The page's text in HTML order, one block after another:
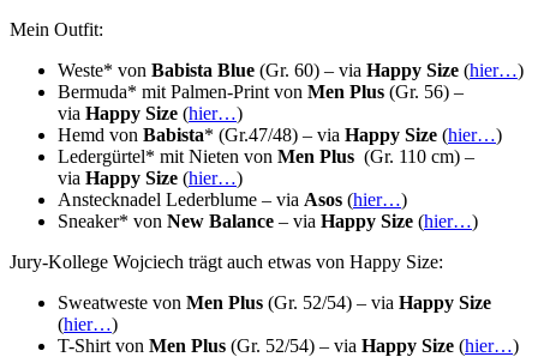
Mein Outfit:
Weste* von Babista Blue (Gr. 60) – via Happy Size (hier…)
Bermuda* mit Palmen-Print von Men Plus (Gr. 56) –
via Happy Size (hier…)
Hemd von Babista* (Gr.47/48) – via Happy Size (hier…)
Ledergürtel* mit Nieten von Men Plus (Gr. 110 cm) –
via Happy Size (hier…)
Anstecknadel Lederblume – via Asos (hier…)
Sneaker* von New Balance – via Happy Size (hier…)
Jury-Kollege Wojciech trägt auch etwas von Happy Size:
Sweatweste von Men Plus (Gr. 52/54) – via Happy Size
(hier…)
T-Shirt von Men Plus (Gr. 52/54) – via Happy Size (hier…)